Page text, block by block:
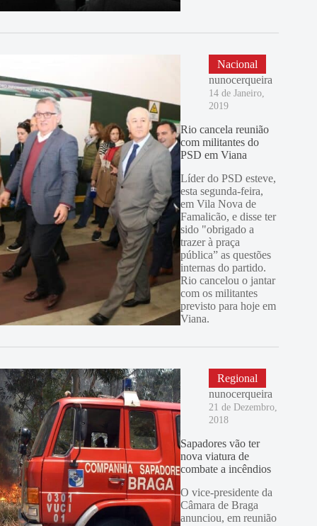
Nacional
nunocerqueira
14 de Janeiro,
2019
Rio cancela reunião
com militantes do
PSD em Viana
Líder do PSD esteve,
esta segunda-feira,
em Vila Nova de
Famalicão, e disse ter
sido "obrigado a
trazer à praça
pública” as questões
internas do partido.
Rio cancelou o jantar
com os militantes
previsto para hoje em
Viana.
Regional
nunocerqueira
21 de Dezembro,
2018
Sapadores vão ter
nova viatura de
combate a incêndios
O vice-presidente da
Câmara de Braga
anunciou, em reunião